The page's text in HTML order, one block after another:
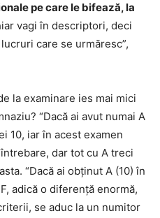
pe care le bifează, la
vagi în descriptori, deci
care se urmăresc”,
la examinare ies mai mici
“Dacă ai avut numai A
10, iar în acest examen
dar tot cu A treci
“Dacă ai obținut A (10) în
adică o diferență enormă,
se aduc la un numitor